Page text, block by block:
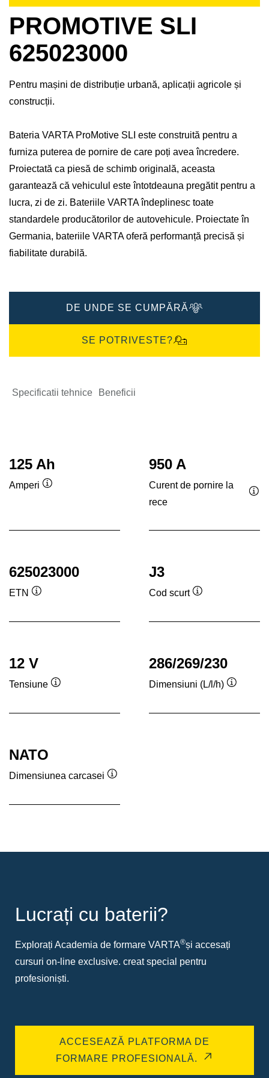
PROMOTIVE SLI
625023000
Pentru mașini de distribuție urbană, aplicații agricole și
construcții.
Bateria VARTA ProMotive SLI este construită pentru a
furniza puterea de pornire de care poți avea încredere.
Proiectată ca piesă de schimb originală, aceasta
garantează că vehiculul este întotdeauna pregătit pentru a
lucra, zi de zi. Bateriile VARTA îndeplinesc toate
standardele producătorilor de autovehicule. Proiectate în
Germania, bateriile VARTA oferă performanță precisă și
fiabilitate durabilă.
DE UNDE SE CUMPĂRĂ
SE POTRIVESTE?
Specificatii tehnice Beneficii
125 Ah
Amperi
950 A
Curent de pornire la
rece
625023000
ETN
J3
Cod scurt
12 V
Tensiune
286/269/230
Dimensiuni (L/l/h)
NATO
Dimensiunea carcasei
Lucrați cu baterii?
Explorați Academia de formare VARTA®și accesați
cursuri on-line exclusive. creat special pentru
profesioniști.
ACCESEAZĂ PLATFORMA DE
FORMARE PROFESIONALĂ.